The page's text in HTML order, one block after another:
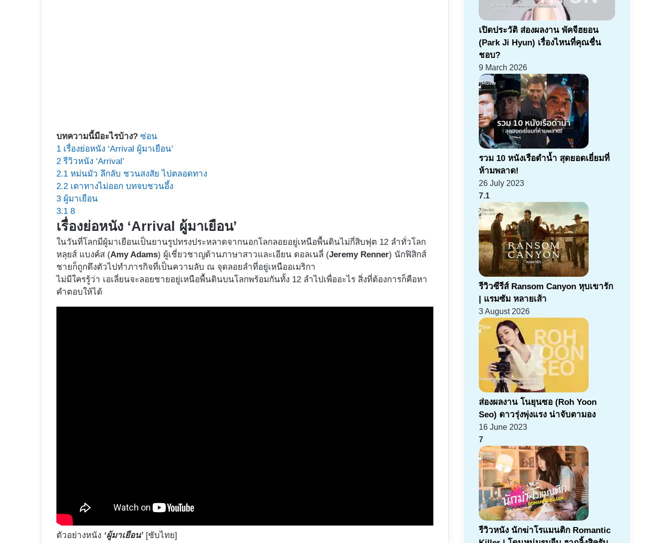
บทความนี้มีอะไรบ้าง? ซ่อน
1 เรื่องย่อหนัง ‘Arrival ผู้มาเยือน’
2 รีวิวหนัง ‘Arrival’
2.1 หม่นมัว ลึกลับ ชวนสงสัย ไปตลอดทาง
2.2 เดาทางไม่ออก บทจบชวนอึ้ง
3 ผู้มาเยือน
3.1 8
เรื่องย่อหนัง ‘Arrival ผู้มาเยือน’
ในวันที่โลกมีผู้มาเยือนเป็นยานรูปทรงประหลาดจากนอกโลกลอยอยู่เหนือพื้นดินไม่กี่สิบฟุต 12 ลำทั่วโลก
หลุยส์ แบงค์ส (Amy Adams) ผู้เชี่ยวชาญด้านภาษาสาวและเอียน ดอลเนลี่ (Jeremy Renner) นักฟิสิกส์
ชายก็ถูกดึงตัวไปทำภารกิจที่เป็นความลับ ณ จุดลอยลำที่อยู่เหนืออเมริกา
ไม่มีใครรู้ว่า เอเลี่ยนจะลอยชายอยู่เหนือพื้นดินบนโลกพร้อมกันทั้ง 12 ลำไปเพื่ออะไร สิ่งที่ต้องการก็คือหา
คำตอบให้ได้
ตัวอย่างหนัง ‘ผู้มาเยือน’ [ซับไทย]
เปิดประวัติ ส่องผลงาน พัคจีฮยอน
(Park Ji Hyun) เรื่องไหนที่คุณชื่น
ชอบ?
9 March 2026
รวม 10 หนังเรือดำน้ำ สุดยอดเยี่ยมที่
ห้ามพลาด!
26 July 2023
7.1
รีวิวซีรีส์ Ransom Canyon หุบเขารัก
| แรมซัม หลายเส้า
3 August 2026
ส่องผลงาน โนยุนซอ (Roh Yoon
Seo) ดาวรุ่งพุ่งแรง น่าจับตามอง
16 June 2023
7
รีวิวหนัง นักฆ่าโรแมนติก Romantic